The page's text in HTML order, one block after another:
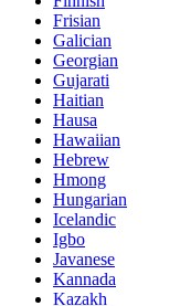
Frisian
Galician
Georgian
Gujarati
Haitian
Hausa
Hawaiian
Hebrew
Hmong
Hungarian
Icelandic
Igbo
Javanese
Kannada
Kazakh